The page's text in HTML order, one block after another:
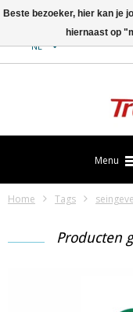
NL
Menu
Home Tags
Producten
Beste bezoeker, hier kan je
hiernaast op